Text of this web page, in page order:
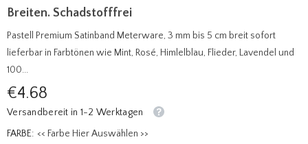
Breiten. Schadstofffrei
Pastell Premium Satinband Meterware, 3 mm bis 5 cm breit sofort
lieferbar in Farbtönen wie Mint, Rosé, Himlelblau, Flieder, Lavendel und
100...
€4.68
Versandbereit in 1-2 Werktagen
FARBE: << Farbe Hier Auswählen >>